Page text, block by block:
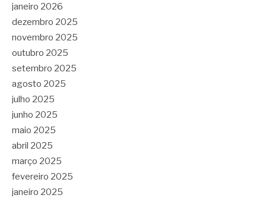
janeiro 2026
dezembro 2025
novembro 2025
outubro 2025
setembro 2025
agosto 2025
julho 2025
junho 2025
maio 2025
abril 2025
março 2025
fevereiro 2025
janeiro 2025